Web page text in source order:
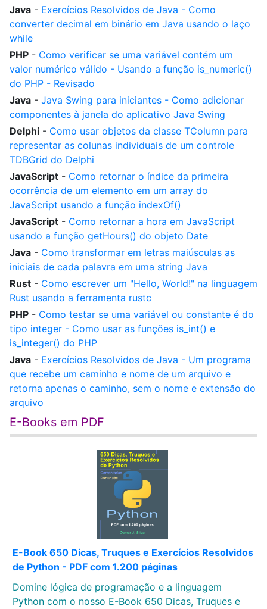
Java - Exercícios Resolvidos de Java - Como
converter decimal em binário em Java usando o laço
while
PHP - Como verificar se uma variável contém um
valor numérico válido - Usando a função is_numeric()
do PHP - Revisado
Java - Java Swing para iniciantes - Como adicionar
componentes à janela do aplicativo Java Swing
Delphi - Como usar objetos da classe TColumn para
representar as colunas individuais de um controle
TDBGrid do Delphi
JavaScript - Como retornar o índice da primeira
ocorrência de um elemento em um array do
JavaScript usando a função indexOf()
JavaScript - Como retornar a hora em JavaScript
usando a função getHours() do objeto Date
Java - Como transformar em letras maiúsculas as
iniciais de cada palavra em uma string Java
Rust - Como escrever um "Hello, World!" na linguagem
Rust usando a ferramenta rustc
PHP - Como testar se uma variável ou constante é do
tipo integer - Como usar as funções is_int() e
is_integer() do PHP
Java - Exercícios Resolvidos de Java - Um programa
que recebe um caminho e nome de um arquivo e
retorna apenas o caminho, sem o nome e extensão do
arquivo
E-Books em PDF
E-Book 650 Dicas, Truques e Exercícios Resolvidos
de Python - PDF com 1.200 páginas
Domine lógica de programação e a linguagem
Python com o nosso E-Book 650 Dicas, Truques e